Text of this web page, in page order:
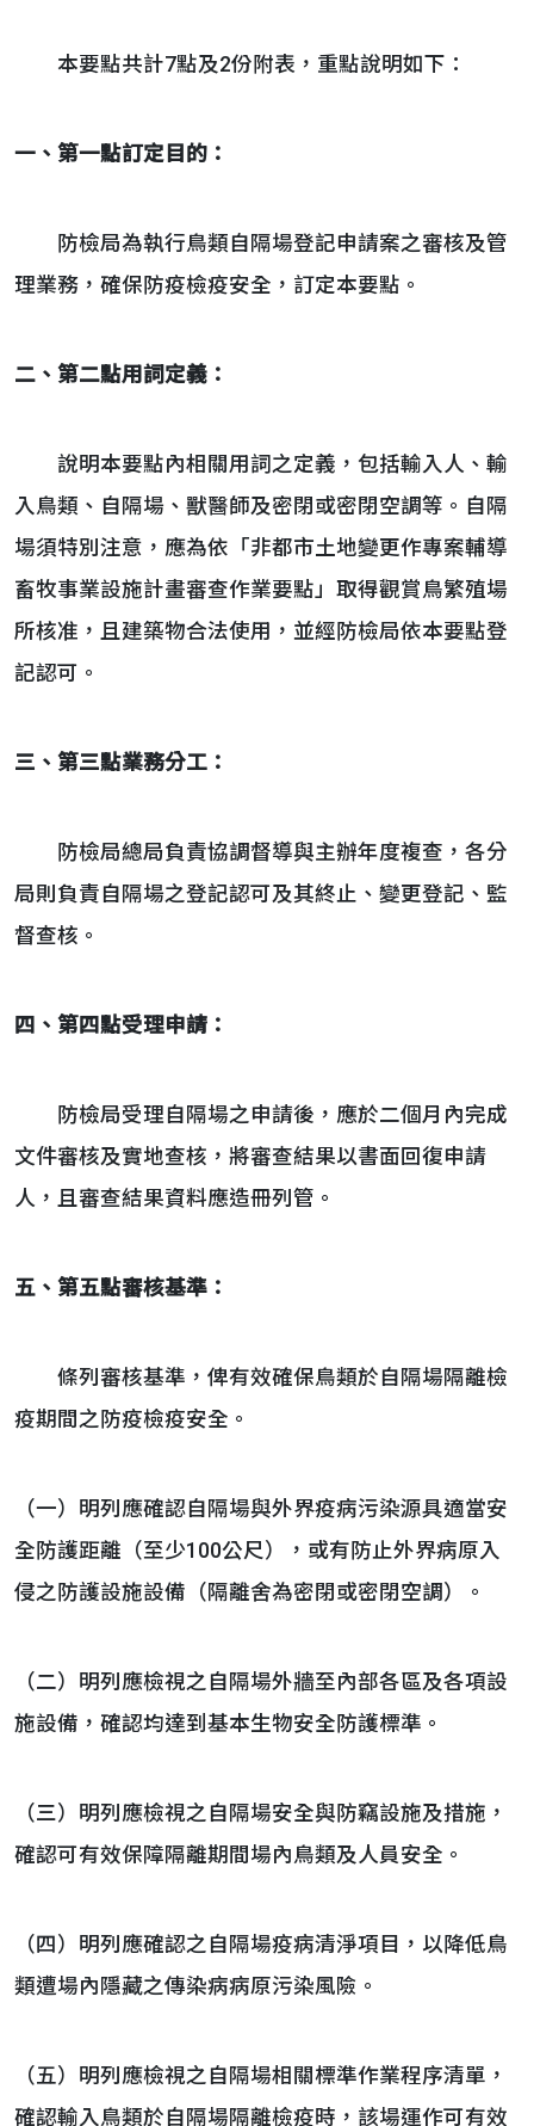
本要點共計7點及2份附表，重點說明如下：
一、第一點訂定目的：
防檢局為執行鳥類自隔場登記申請案之審核及管
理業務，確保防疫檢疫安全，訂定本要點。
二、第二點用詞定義：
說明本要點內相關用詞之定義，包括輸入人、輸
入鳥類、自隔場、獸醫師及密閉或密閉空調等。自隔
場須特別注意，應為依「非都市土地變更作專案輔導
畜牧事業設施計畫審查作業要點」取得觀賞鳥繁殖場
所核准，且建築物合法使用，並經防檢局依本要點登
記認可。
三、第三點業務分工：
防檢局總局負責協調督導與主辦年度複查，各分
局則負責自隔場之登記認可及其終止、變更登記、監
督查核。
四、第四點受理申請：
防檢局受理自隔場之申請後，應於二個月內完成
文件審核及實地查核，將審查結果以書面回復申請
人，且審查結果資料應造冊列管。
五、第五點審核基準：
條列審核基準，俾有效確保鳥類於自隔場隔離檢
疫期間之防疫檢疫安全。
（一）明列應確認自隔場與外界疫病污染源具適當安
全防護距離（至少100公尺），或有防止外界病原入
侵之防護設施設備（隔離舍為密閉或密閉空調）。
（二）明列應檢視之自隔場外牆至內部各區及各項設
施設備，確認均達到基本生物安全防護標準。
（三）明列應檢視之自隔場安全與防竊設施及措施，
確認可有效保障隔離期間場內鳥類及人員安全。
（四）明列應確認之自隔場疫病清淨項目，以降低鳥
類遭場內隱藏之傳染病病原污染風險。
（五）明列應檢視之自隔場相關標準作業程序清單，
確認輸入鳥類於自隔場隔離檢疫時，該場運作可有效